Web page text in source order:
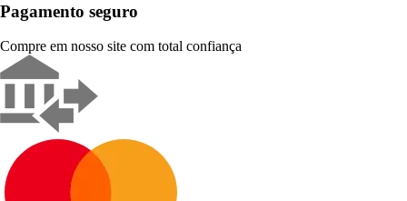
Pagamento seguro
Compre em nosso site com total confiança